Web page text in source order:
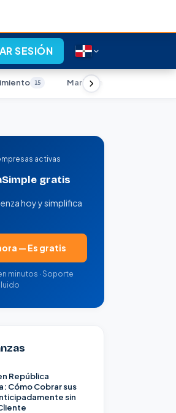
SESIÓN
15 Marketing Digital
activas
gratis
hoy y simplifica
— Es gratis
minutos · Soporte
República
Cómo Cobrar sus
sin